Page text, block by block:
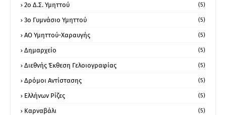
2ο Δ.Σ. Υμηττού (5)
3ο Γυμνάσιο Υμηττού (5)
ΑΟ Υμηττού-Χαραυγής (5)
Δημαρχείο (5)
Διεθνής Έκθεση Γελοιογραφίας (5)
Δρόμοι Αντίστασης (5)
Ελλήνων Ρίζες (5)
Καρναβάλι (5)